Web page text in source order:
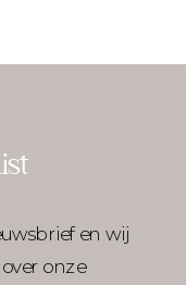
en wij
onze